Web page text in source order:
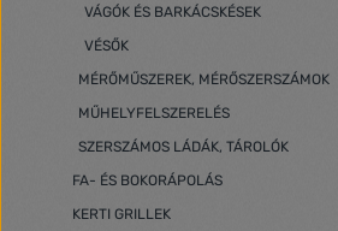
VÁGÓK ÉS BARKÁCSKÉSEK
VÉSŐK
MÉRŐMŰSZEREK, MÉRŐSZERSZÁMOK
MŰHELYFELSZERELÉS
SZERSZÁMOS LÁDÁK, TÁROLÓK
FA- ÉS BOKORÁPOLÁS
KERTI GRILLEK